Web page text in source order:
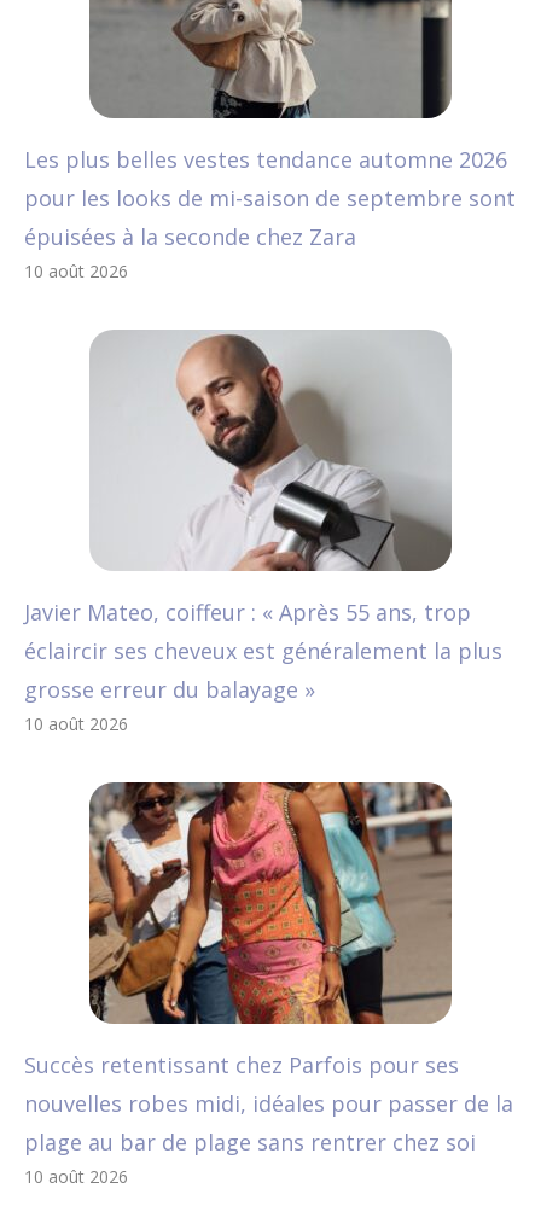
Les plus belles vestes tendance automne 2026
pour les looks de mi-saison de septembre sont
épuisées à la seconde chez Zara
10 août 2026
Javier Mateo, coiffeur : « Après 55 ans, trop
éclaircir ses cheveux est généralement la plus
grosse erreur du balayage »
10 août 2026
Succès retentissant chez Parfois pour ses
nouvelles robes midi, idéales pour passer de la
plage au bar de plage sans rentrer chez soi
10 août 2026